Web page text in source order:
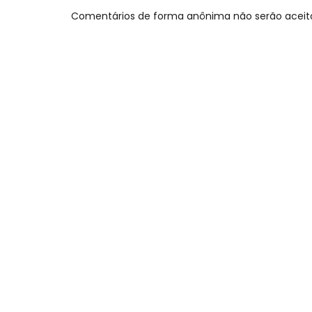
Comentários de forma anônima não serão